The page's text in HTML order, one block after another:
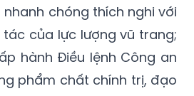
chóng thích nghi với
của lực lượng vũ trang;
hành Điều lệnh Công an
phẩm chất chính trị, đạo